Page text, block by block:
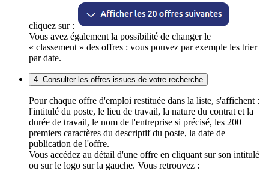
cliquez sur :
Vous avez également la possibilité de changer le
« classement » des offres : vous pouvez par exemple les trier
par date.
4. Consulter les offres issues de votre recherche
Pour chaque offre d'emploi restituée dans la liste, s'affichent :
l'intitulé du poste, le lieu de travail, la nature du contrat et la
durée de travail, le nom de l'entreprise si précisé, les 200
premiers caractères du descriptif du poste, la date de
publication de l'offre.
Vous accédez au détail d'une offre en cliquant sur son intitulé
ou sur le logo sur la gauche. Vous retrouvez :